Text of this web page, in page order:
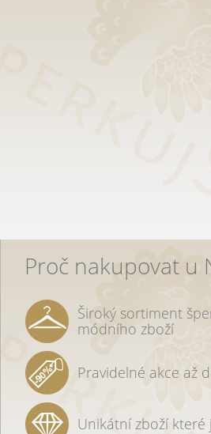
Proč nakupovat u
Široký sortiment
módního zboží
Pravidelné akce až
Unikátní zboží